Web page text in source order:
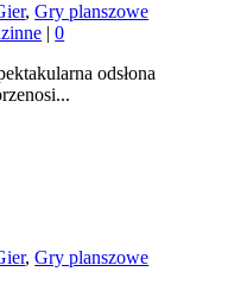
,Gry planszowe
|0
odsłona
,Gry planszowe